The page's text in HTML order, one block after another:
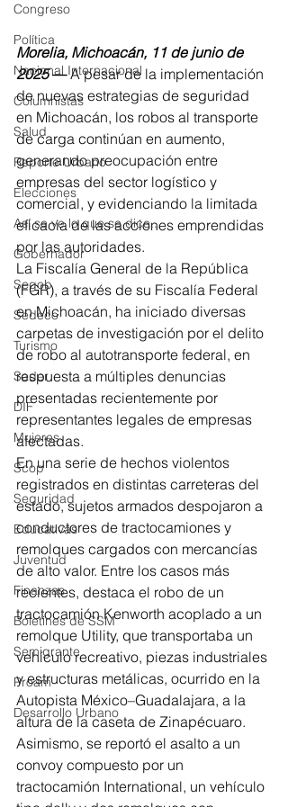
Congreso
Política
Nacional Internacional
Columnistas
Salud
Reporte Urbano
Elecciones
Así se ve lo que se dice...
Gobernador
Segob
Sedeco
Turismo
Sader
DIF
Mujeres
Scop
Seguridad
Educativas
Juventud
Finanzas
Boletines de SSM
Semigrante
Proam
Desarrollo Urbano
Morelia, Michoacán, 11 de junio de
2025 — A pesar de la implementación
de nuevas estrategias de seguridad
en Michoacán, los robos al transporte
de carga continúan en aumento,
generando preocupación entre
empresas del sector logístico y
comercial, y evidenciando la limitada
eficacia de las acciones emprendidas
por las autoridades.
La Fiscalía General de la República
(FGR), a través de su Fiscalía Federal
en Michoacán, ha iniciado diversas
carpetas de investigación por el delito
de robo al autotransporte federal, en
respuesta a múltiples denuncias
presentadas recientemente por
representantes legales de empresas
afectadas.
En una serie de hechos violentos
registrados en distintas carreteras del
estado, sujetos armados despojaron a
conductores de tractocamiones y
remolques cargados con mercancías
de alto valor. Entre los casos más
recientes, destaca el robo de un
tractocamión Kenworth acoplado a un
remolque Utility, que transportaba un
vehículo recreativo, piezas industriales
y estructuras metálicas, ocurrido en la
Autopista México–Guadalajara, a la
altura de la caseta de Zinapécuaro.
Asimismo, se reportó el asalto a un
convoy compuesto por un
tractocamión International, un vehículo